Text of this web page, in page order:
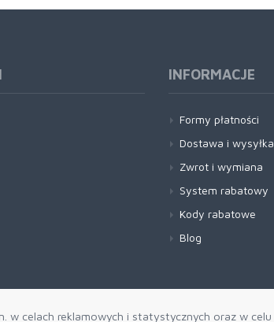
w celach reklamowych i statystycznych oraz w celu
INFORMACJE
Formy płatności
Dostawa i wysyłka
Zwrot i wymiana
System rabatowy
Kody rabatowe
Blog